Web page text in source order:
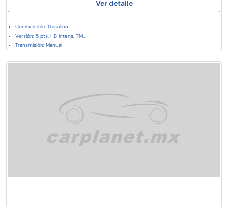
Ver detalle
Combustible: Gasolina
Versión: 5 pts. HB Intens, TM...
Transmisión: Manual